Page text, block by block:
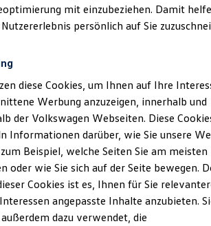
Class bei Volkswagen
Gewinn
der ID. Modelle
im Winter
unterwegs
Zuhause
vereinbaren
mit einzubeziehen. Damit
persönlich auf Sie
diese Cookies, um Ihnen auf Ihre
Werbung anzuzeigen, innerhalb und
der Volkswagen Webseiten. Diese
Informationen darüber, wie Sie unsere
Beispiel, welche Seiten Sie am meisten
oder wie Sie sich auf der Seite bewegen.
Cookies ist es, Ihnen für Sie
angepasste Inhalte anzubieten.
dazu verwendet, die